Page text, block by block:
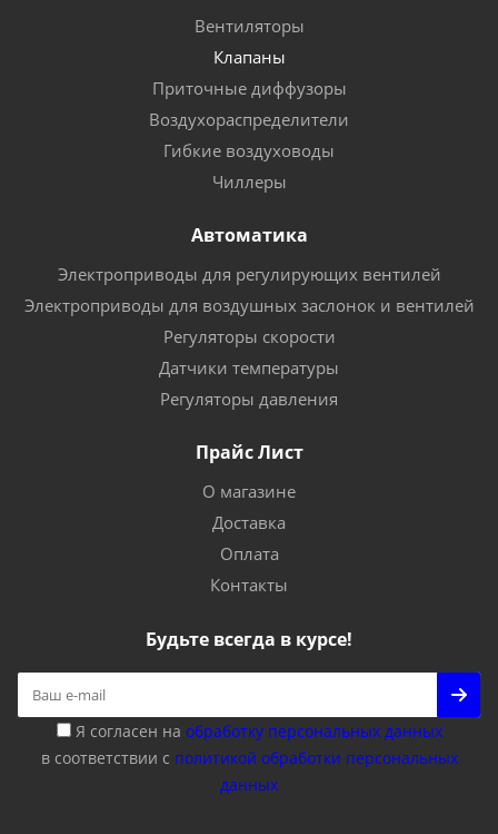
Вентиляторы
Клапаны
Приточные диффузоры
Воздухораспределители
Гибкие воздуховоды
Чиллеры
Автоматика
Электроприводы для регулирующих вентилей
Электроприводы для воздушных заслонок и вентилей
Регуляторы скорости
Датчики температуры
Регуляторы давления
Прайс Лист
О магазине
Доставка
Оплата
Контакты
Будьте всегда в курсе!
Я согласен на обработку персональных данных
в соответствии с политикой обработки персональных
данных